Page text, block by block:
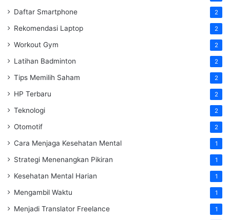
Daftar Smartphone 2
Rekomendasi Laptop 2
Workout Gym 2
Latihan Badminton 2
Tips Memilih Saham 2
HP Terbaru 2
Teknologi 2
Otomotif 2
Cara Menjaga Kesehatan Mental 1
Strategi Menenangkan Pikiran 1
Kesehatan Mental Harian 1
Mengambil Waktu 1
Menjadi Translator Freelance 1